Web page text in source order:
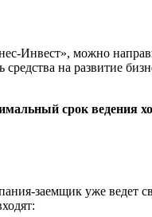
Инвест», можно
на развитие
срок ведения
заемщик уже ведет